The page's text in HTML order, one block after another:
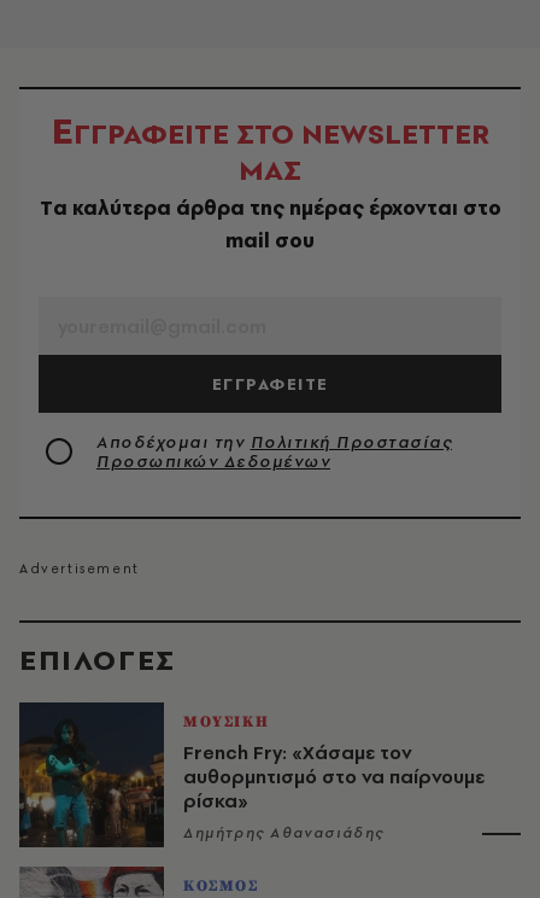
EΠΙΛΟΓΈΣ
ΜΟΥΣΙΚΗ
French Fry: «Χάσαμε τον
αυθορμητισμό στο να παίρνουμε
ρίσκα»
Δημήτρης Αθανασιάδης
ΚΟΣΜΟΣ
ΕΓΓΡΑΦΕΙΤΕ ΣΤΟ NEWSLETTER
ΜΑΣ
Tα καλύτερα άρθρα της ημέρας έρχονται στο
mail σου
ΕΓΓΡΑΦΕΙΤΕ
Αποδέχομαι την Πολιτική Προστασίας
Προσωπικών Δεδομένων